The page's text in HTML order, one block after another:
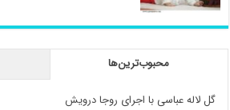
محبوب‌ترین‌ها
گل لاله عباسی با اجرای روجا درویش